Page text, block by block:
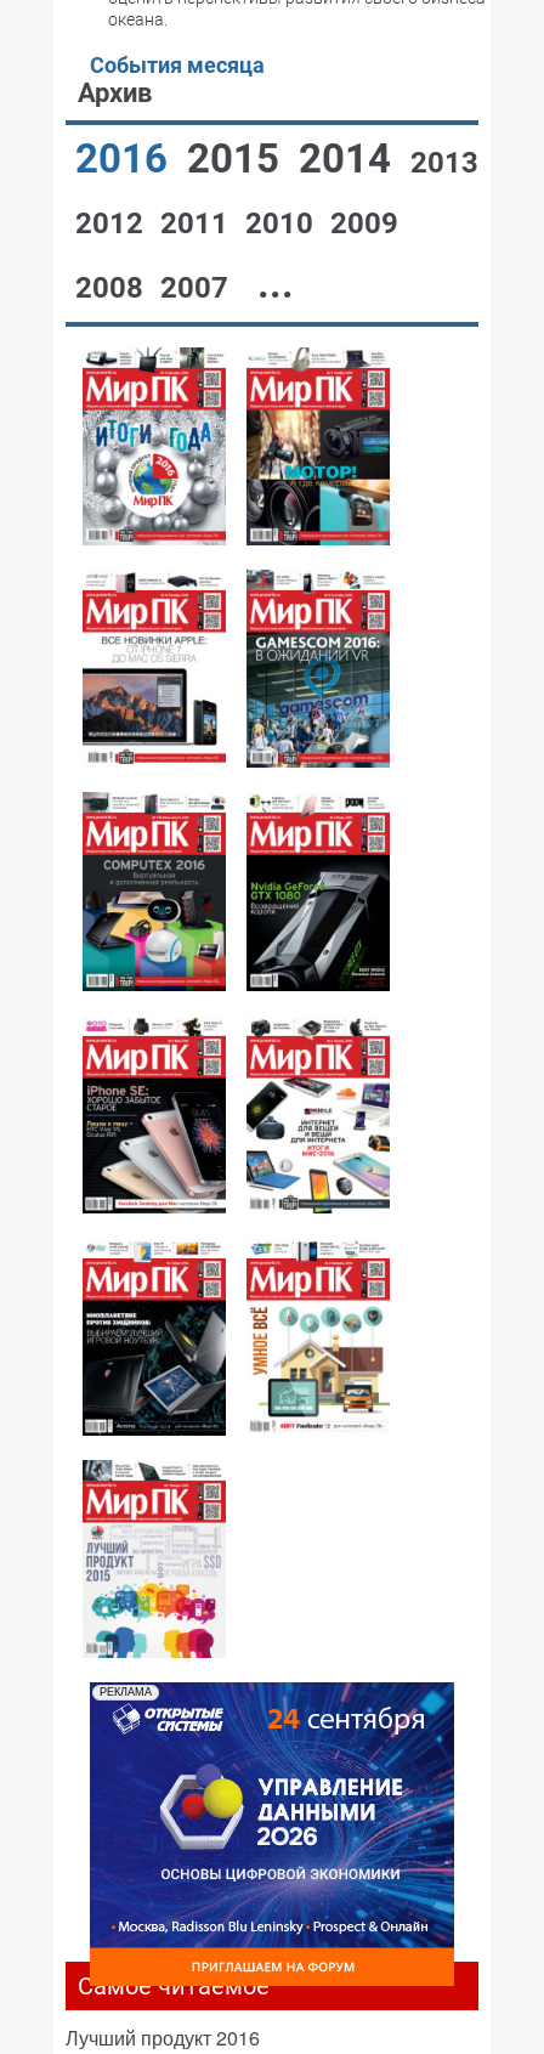
океана.
События месяца
Архив
2016 2015 2014
2013
2012 2011 2010 2009
2008 2007 ...
№12,2016 №11,2016
№09,2016
№07-08,2016 №06,2016
№05,2016 №04,2016
№03,2016
№01,2016
РЕКЛАМА
Самое читаемое
Лучший продукт 2016